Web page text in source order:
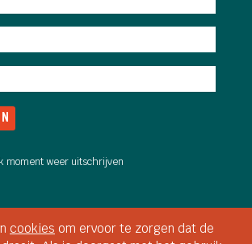
moment weer uitschrijven
Siemens • Video intro: Aaron Willems,
cookies om ervoor te zorgen dat de